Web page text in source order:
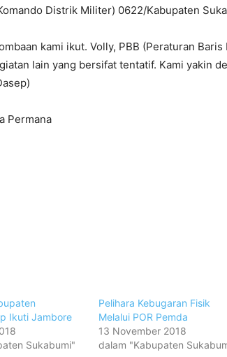
Distrik Militer) 0622/Kabupaten
kami ikut. Volly, PBB (Peraturan
lain yang bersifat tentatif. Kami yakin
Permana
Ikuti Jambore
Sukabumi"
Pelihara Kebugaran Fisik
Melalui POR Pemda
13 November 2018
dalam "Kabupaten